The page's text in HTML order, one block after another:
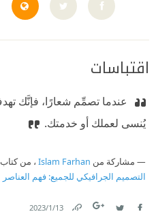
اقتباسات
عندما تصمِّم شعارًا، فإنَّك
يُنسى‫ لعملك أو خدمتك.
مشاركة من Islam Farhan ، من كتاب
التصميم الجرافيكي للجميع: فهم
13‏/1‏/2023